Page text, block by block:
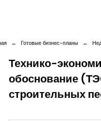
Компания
← Готовые бизнес-планы ←
Технико-
обоснование
строительных